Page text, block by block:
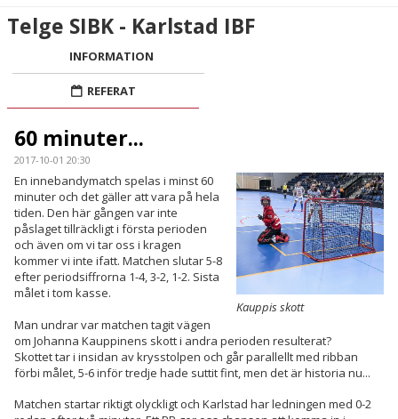
BILDGALLERI
MATCHER
LAGETS FACEBOOK-SIDA
LAGETS INSTA
Telge SIBK - Karlstad IBF
INFORMATION
REFERAT
60 minuter...
2017-10-01 20:30
Kauppis skott
En innebandymatch spelas i minst 60
minuter och det gäller att vara på hela
tiden. Den här gången var inte
påslaget tillräckligt i första perioden
och även om vi tar oss i kragen
kommer vi inte ifatt. Matchen slutar 5-8
efter periodsiffrorna 1-4, 3-2, 1-2. Sista
målet i tom kasse.
Man undrar var matchen tagit vägen
om Johanna Kauppinens skott i andra perioden resulterat?
Skottet tar i insidan av krysstolpen och går parallellt med ribban
förbi målet, 5-6 inför tredje hade suttit fint, men det är historia nu...
Matchen startar riktigt olyckligt och Karlstad har ledningen med 0-2